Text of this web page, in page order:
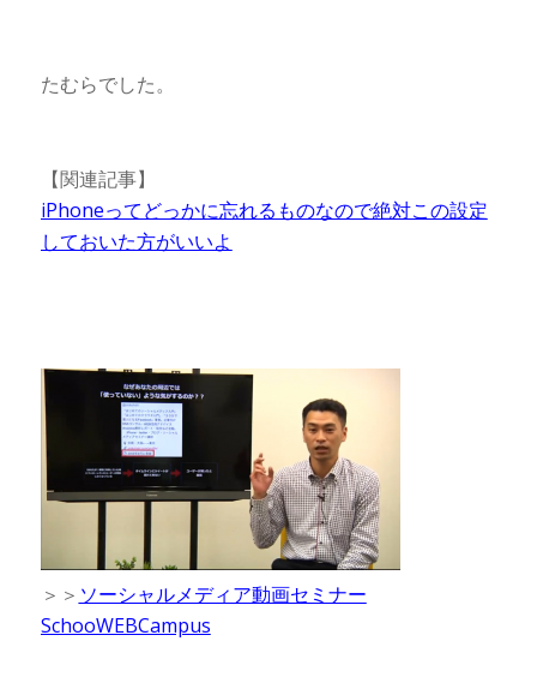
たむらでした。
【関連記事】
iPhoneってどっかに忘れるものなので絶対この設定
しておいた方がいいよ
＞＞ ソーシャルメディア動画セミナー
SchooWEBCampus